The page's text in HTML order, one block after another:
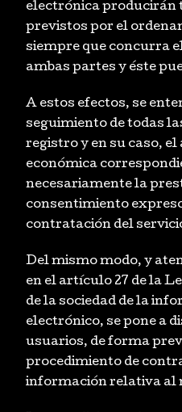
electrónica producirán
previstos por el
siempre que concurra
ambas partes y éste
A estos efectos, se
seguimiento de todas
registro y en su caso, el
económica
necesariamente la
consentimiento
contratación del
Del mismo modo, y
en el artículo 27 de la
de la sociedad de la
electrónico, se pone a
usuarios, de forma
procedimiento de
información relativa al